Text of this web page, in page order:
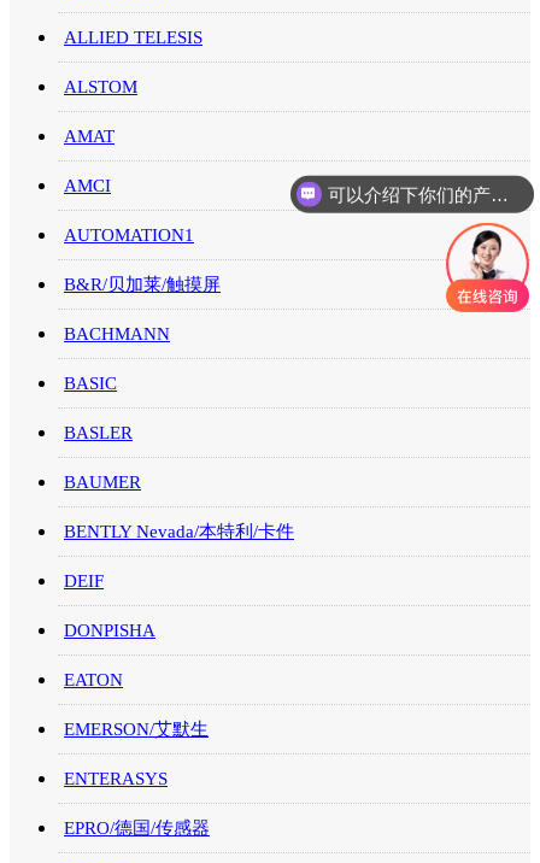
ALLIED TELESIS
ALSTOM
AMAT
AMCI
AUTOMATION1
B&R/贝加莱/触摸屏
BACHMANN
BASIC
BASLER
BAUMER
BENTLY Nevada/本特利/卡件
DEIF
DONPISHA
EATON
EMERSON/艾默生
ENTERASYS
EPRO/德国/传感器
可以介绍下你们的产品么